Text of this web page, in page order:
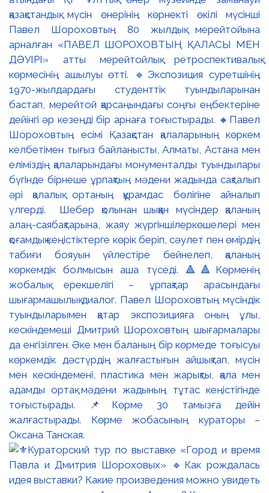
қазақстандық мүсін өнерінің көрнекті өкілі мүсінші
Павел Шороховтың 80 жылдық мерейтойына
арналған «ПАВЕЛ ШОРОХОВТЫҢ ҚАЛАСЫ МЕН
ДӘУІРІ» атты мерейтойлық ретроспективалық
көрмесінің ашылуы өтті. 🔹Экспозиция суретшінің
1970-жылдардағы студенттік туындыларынан
бастап, мерейтой қарсаңындағы соңғы еңбектеріне
дейінгі әр кезеңді бір арнаға тоғыстырады. 🔸Павел
Шороховтың есімі Қазақстан қалаларының көркем
келбетімен тығыз байланысты, Алматы, Астана мен
еліміздің қалаларындағы монументалды туындылары
бүгінде бірнеше ұрпақтың мәдени жадында сақталып
әрі қалалық ортаның құрамдас бөлігіне айналып
үлгерді. Шебер қолынан шыққан мүсіндер қаланың
алаң-саябақтарына, жаяу жүргіншілеркөшелері мен
қоғамдық кеңістіктерге көрік беріп, сәулет пен өмірдің
табиғи бояуын үйлестіре бейнелеп, қаланың
көркемдік болмысын аша түседі. 🔺🔺Көрменің
жобалық ерекшелігі – ұрпақтар арасындағы
шығармашылық диалог. Павел Шороховтың мүсіндік
туындыларымен қатар экспозицияға оның ұлы,
кескіндемеші Дмитрий Шороховтың шығармалары
да енгізілген. Әке мен баланың бір көрмеде тоғысуы
көркемдік дәстүрдің жалғастығын айшықтап, мүсін
мен кескіндемені, пластика мен жарықты, қала мен
адамды ортақ мәдени жадының тұтас кеңістігінде
тоғыстырады. 📌Көрме 30 тамызға дейін
жалғастырады. Көрме жобасының кураторы –
Оксана Танская.